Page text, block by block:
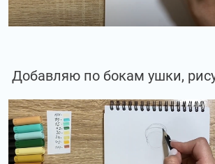
Добавляю по бокам ушки,